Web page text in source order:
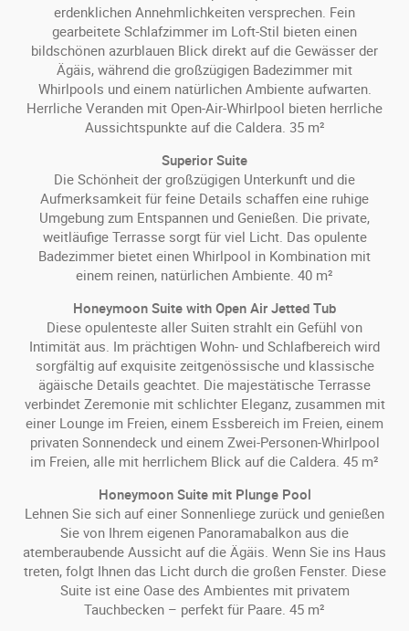
erdenklichen Annehmlichkeiten versprechen. Fein
gearbeitete Schlafzimmer im Loft-Stil bieten einen
bildschönen azurblauen Blick direkt auf die Gewässer der
Ägäis, während die großzügigen Badezimmer mit
Whirlpools und einem natürlichen Ambiente aufwarten.
Herrliche Veranden mit Open-Air-Whirlpool bieten herrliche
Aussichtspunkte auf die Caldera. 35 m²
Superior Suite
Die Schönheit der großzügigen Unterkunft und die
Aufmerksamkeit für feine Details schaffen eine ruhige
Umgebung zum Entspannen und Genießen. Die private,
weitläufige Terrasse sorgt für viel Licht. Das opulente
Badezimmer bietet einen Whirlpool in Kombination mit
einem reinen, natürlichen Ambiente. 40 m²
Honeymoon Suite with Open Air Jetted Tub
Diese opulenteste aller Suiten strahlt ein Gefühl von
Intimität aus. Im prächtigen Wohn- und Schlafbereich wird
sorgfältig auf exquisite zeitgenössische und klassische
ägäische Details geachtet. Die majestätische Terrasse
verbindet Zeremonie mit schlichter Eleganz, zusammen mit
einer Lounge im Freien, einem Essbereich im Freien, einem
privaten Sonnendeck und einem Zwei-Personen-Whirlpool
im Freien, alle mit herrlichem Blick auf die Caldera. 45 m²
Honeymoon Suite mit Plunge Pool
Lehnen Sie sich auf einer Sonnenliege zurück und genießen
Sie von Ihrem eigenen Panoramabalkon aus die
atemberaubende Aussicht auf die Ägäis. Wenn Sie ins Haus
treten, folgt Ihnen das Licht durch die großen Fenster. Diese
Suite ist eine Oase des Ambientes mit privatem
Tauchbecken – perfekt für Paare. 45 m²